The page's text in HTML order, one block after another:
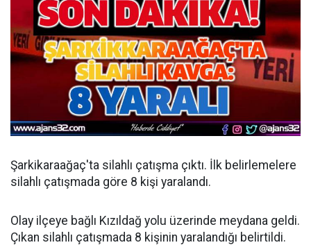
Şarkikaraağaç'ta silahlı çatışma çıktı. İlk belirlemelere
silahlı çatışmada göre 8 kişi yaralandı.
Olay ilçeye bağlı Kızıldağ yolu üzerinde meydana geldi.
Çıkan silahlı çatışmada 8 kişinin yaralandığı belirtildi.